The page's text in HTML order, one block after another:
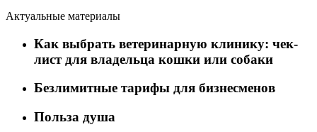
Актуальные материалы
Как выбрать ветеринарную клинику: чек-
лист для владельца кошки или собаки
Безлимитные тарифы для бизнесменов
Польза душа